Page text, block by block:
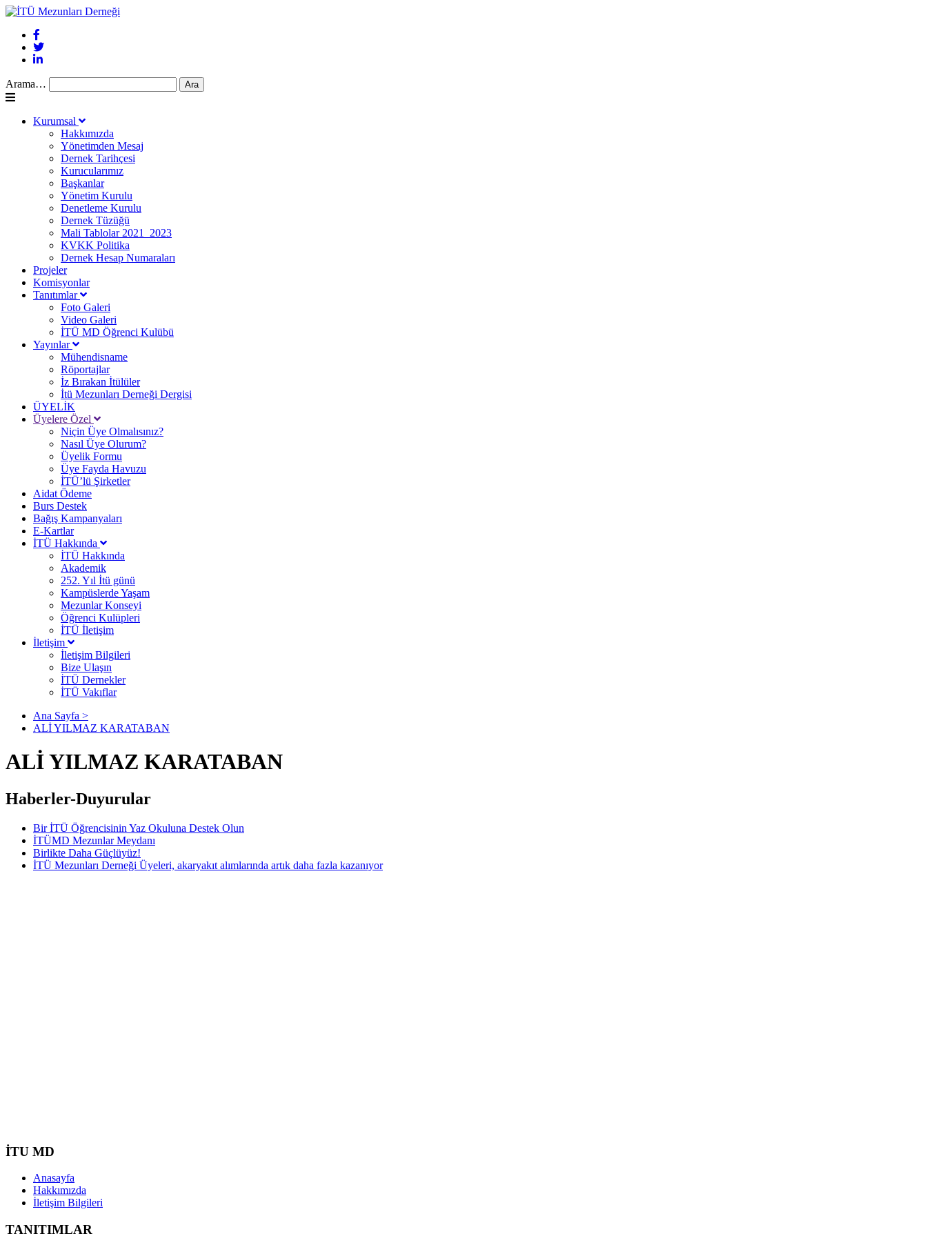
Arama…
Kurumsal
Hakkımızda
Yönetimden Mesaj
Dernek Tarihçesi
Kurucularımız
Başkanlar
Yönetim Kurulu
Denetleme Kurulu
Dernek Tüzüğü
Mali Tablolar 2021_2023
KVKK Politika
Dernek Hesap Numaraları
Projeler
Komisyonlar
Tanıtımlar
Foto Galeri
Video Galeri
İTÜ MD Öğrenci Kulübü
Yayınlar
Mühendisname
Röportajlar
İz Bırakan İtülüler
İtü Mezunları Derneği Dergisi
ÜYELİK
Üyelere Özel
Niçin Üye Olmalısınız?
Nasıl Üye Olurum?
Üyelik Formu
Üye Fayda Havuzu
İTÜ’lü Şirketler
Aidat Ödeme
Burs Destek
Bağış Kampanyaları
E-Kartlar
İTÜ Hakkında
İTÜ Hakkında
Akademik
252. Yıl İtü günü
Kampüslerde Yaşam
Mezunlar Konseyi
Öğrenci Kulüpleri
İTÜ İletişim
İletişim
İletişim Bilgileri
Bize Ulaşın
İTÜ Dernekler
İTÜ Vakıflar
Ana Sayfa >
ALİ YILMAZ KARATABAN
ALİ YILMAZ KARATABAN
Haberler-Duyurular
Bir İTÜ Öğrencisinin Yaz Okuluna Destek Olun
İTÜMD Mezunlar Meydanı
Birlikte Daha Güçlüyüz!
İTÜ Mezunları Derneği Üyeleri, akaryakıt alımlarında artık daha fazla kazanıyor
İTU MD
Anasayfa
Hakkımızda
İletişim Bilgileri
TANITIMLAR